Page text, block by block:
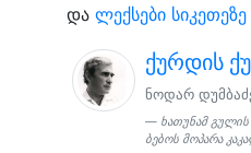
დალექსები სიკეთეზე
ქურდის
ნოდარ
ხათუნამ
ბებოს მოპარა